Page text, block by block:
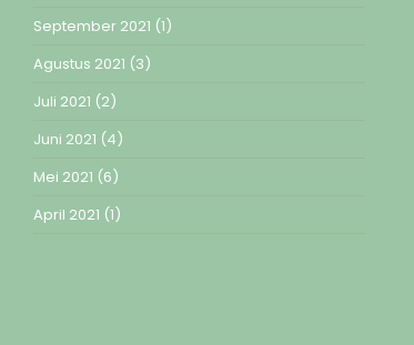
September 2021 (1)
Agustus 2021 (3)
Juli 2021 (2)
Juni 2021 (4)
Mei 2021 (6)
April 2021 (1)